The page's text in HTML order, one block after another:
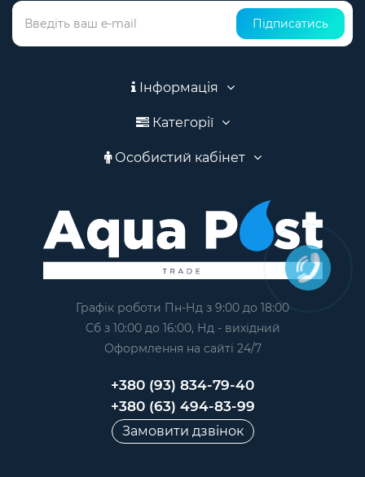
Підписатись
Інформація
Категорії
Особистий кабінет
Графік роботи Пн-Нд з 9:00 до 18:00
Сб з 10:00 до 16:00, Нд - вихідний
Оформлення на сайтi 24/7
+380 (93) 834-79-40
+380 (63) 494-83-99
Замовити дзвінок